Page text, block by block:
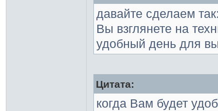
давайте сделаем
Вы взглянете на
удобный день для
Цитата:
когда Вам будет